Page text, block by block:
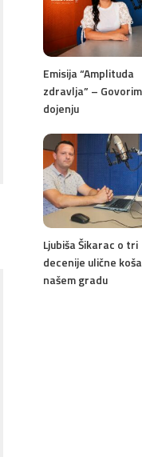
Emisija “Amplituda
zdravlja” –
dojenju
Ljubiša Šikarac o tri
decenije ulične
našem gradu